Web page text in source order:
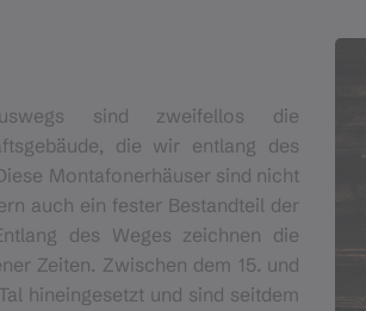
sind zweifellos die
die wir entlang des
Montafonerhäuser sind nicht
auch ein fester Bestandteil der
des Weges zeichnen die
Zeiten. Zwischen dem 15. und
hineingesetzt und sind seitdem